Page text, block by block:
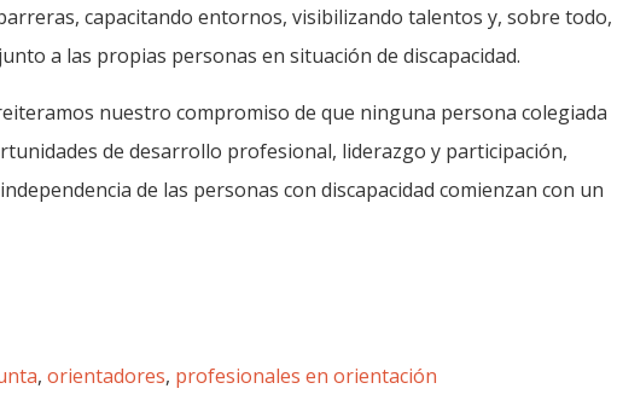
capacitando entornos, visibilizando talentos y, sobre todo,
a las propias personas en situación de discapacidad.
nuestro compromiso de que ninguna persona colegiada
de desarrollo profesional, liderazgo y participación,
de las personas con discapacidad comienzan con un
, orientadores, profesionales en orientación